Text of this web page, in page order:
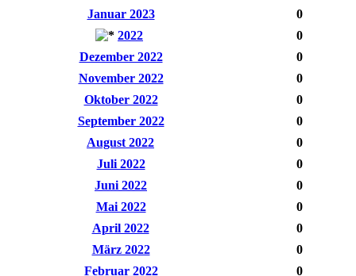
Januar 2023
0
2022
0
Dezember 2022
0
November 2022
0
Oktober 2022
0
September 2022
0
August 2022
0
Juli 2022
0
Juni 2022
0
Mai 2022
0
April 2022
0
März 2022
0
Februar 2022
0